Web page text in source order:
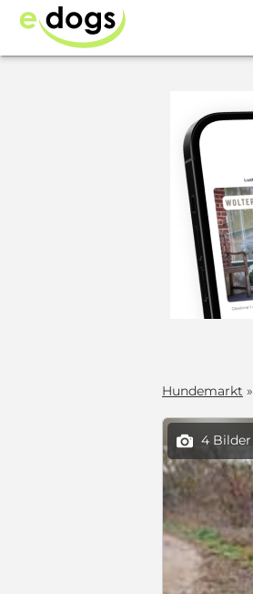
Hundemarkt »
 4 Bilder